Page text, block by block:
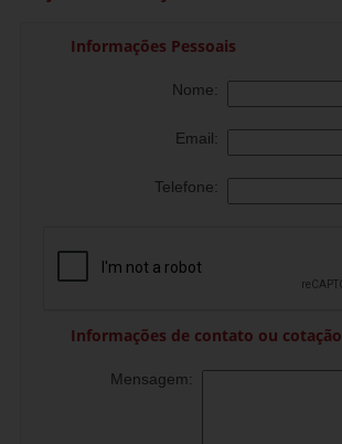
Informações Pessoais
Nome:
Email:
Telefone:
Informações de contato ou cotação
Mensagem: